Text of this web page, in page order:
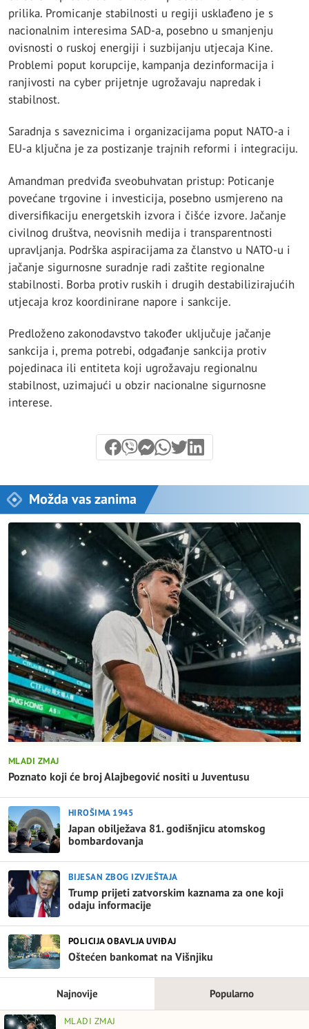
prilika. Promicanje stabilnosti u regiji usklađeno je s
nacionalnim interesima SAD-a, posebno u smanjenju
ovisnosti o ruskoj energiji i suzbijanju utjecaja Kine.
Problemi poput korupcije, kampanja dezinformacija i
ranjivosti na cyber prijetnje ugrožavaju napredak i
stabilnost.
Saradnja s saveznicima i organizacijama poput NATO-a i
EU-a ključna je za postizanje trajnih reformi i integraciju.
Amandman predviđa sveobuhvatan pristup: Poticanje
povećane trgovine i investicija, posebno usmjereno na
diversifikaciju energetskih izvora i čišće izvore. Jačanje
civilnog društva, neovisnih medija i transparentnosti
upravljanja. Podrška aspiracijama za članstvo u NATO-u i
jačanje sigurnosne suradnje radi zaštite regionalne
stabilnosti. Borba protiv ruskih i drugih destabilizirajućih
utjecaja kroz koordinirane napore i sankcije.
Predloženo zakonodavstvo također uključuje jačanje
sankcija i, prema potrebi, odgađanje sankcija protiv
pojedinaca ili entiteta koji ugrožavaju regionalnu
stabilnost, uzimajući u obzir nacionalne sigurnosne
interese.
Možda vas zanima
MLADI ZMAJ
Poznato koji će broj Alajbegović nositi u Juventusu
HIROŠIMA 1945
Japan obilježava 81. godišnjicu atomskog
bombardovanja
BIJESAN ZBOG IZVJEŠTAJA
Trump prijeti zatvorskim kaznama za one koji
odaju informacije
POLICIJA OBAVLJA UVIĐAJ
Oštećen bankomat na Višnjiku
Najnovije Popularno
MLADI ZMAJ